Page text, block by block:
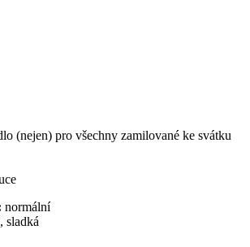
(nejen) pro všechny zamilované ke svátku
normální
sladká